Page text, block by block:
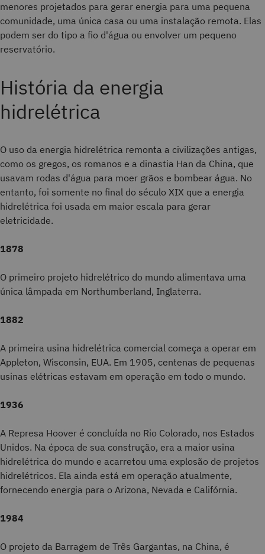
menores projetados para gerar energia para uma pequena
comunidade, uma única casa ou uma instalação remota. Elas
podem ser do tipo a fio d'água ou envolver um pequeno
reservatório.
História da energia
hidrelétrica
O uso da energia hidrelétrica remonta a civilizações antigas,
como os gregos, os romanos e a dinastia Han da China, que
usavam rodas d'água para moer grãos e bombear água. No
entanto, foi somente no final do século XIX que a energia
hidrelétrica foi usada em maior escala para gerar
eletricidade.
1878
O primeiro projeto hidrelétrico do mundo alimentava uma
única lâmpada em Northumberland, Inglaterra.
1882
A primeira usina hidrelétrica comercial começa a operar em
Appleton, Wisconsin, EUA. Em 1905, centenas de pequenas
usinas elétricas estavam em operação em todo o mundo.
1936
A Represa Hoover é concluída no Rio Colorado, nos Estados
Unidos. Na época de sua construção, era a maior usina
hidrelétrica do mundo e acarretou uma explosão de projetos
hidrelétricos. Ela ainda está em operação atualmente,
fornecendo energia para o Arizona, Nevada e Califórnia.
1984
O projeto da Barragem de Três Gargantas, na China, é